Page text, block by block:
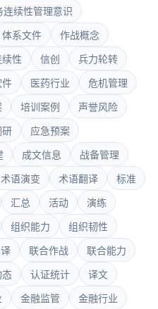
连续性管理意识
体系文件 作战概念
性 信创 兵力轮转
件 医药行业 危机管理
培训案例 声誉风险
研 应急预案
成文信息 战备管理
术语演变 术语翻译 标准
汇总 活动 演练
组织能力 组织韧性
联合作战 联合能力
态 认证统计 译文
金融监管 金融行业